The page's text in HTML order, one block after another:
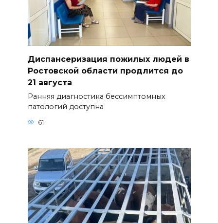
Диспансеризация пожилых людей в
Ростовской области продлится до
21 августа
Ранняя диагностика бессимптомных
патологий доступна
61